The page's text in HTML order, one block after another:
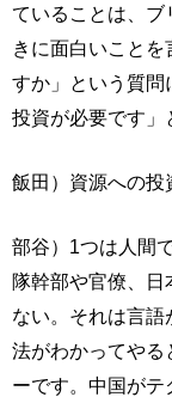
ていることは、ブ
きに面白いことを
すか」という質問
投資が必要です」
飯田）資源への投
部谷）1つは人間
隊幹部や官僚、日
ない。それは言
法がわかってやる
ーです。中国が